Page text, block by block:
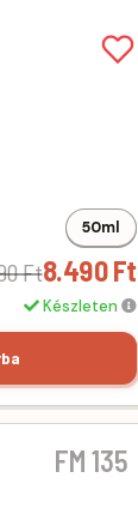
50ml
Ft8.490 Ft
Készleten
FM 135